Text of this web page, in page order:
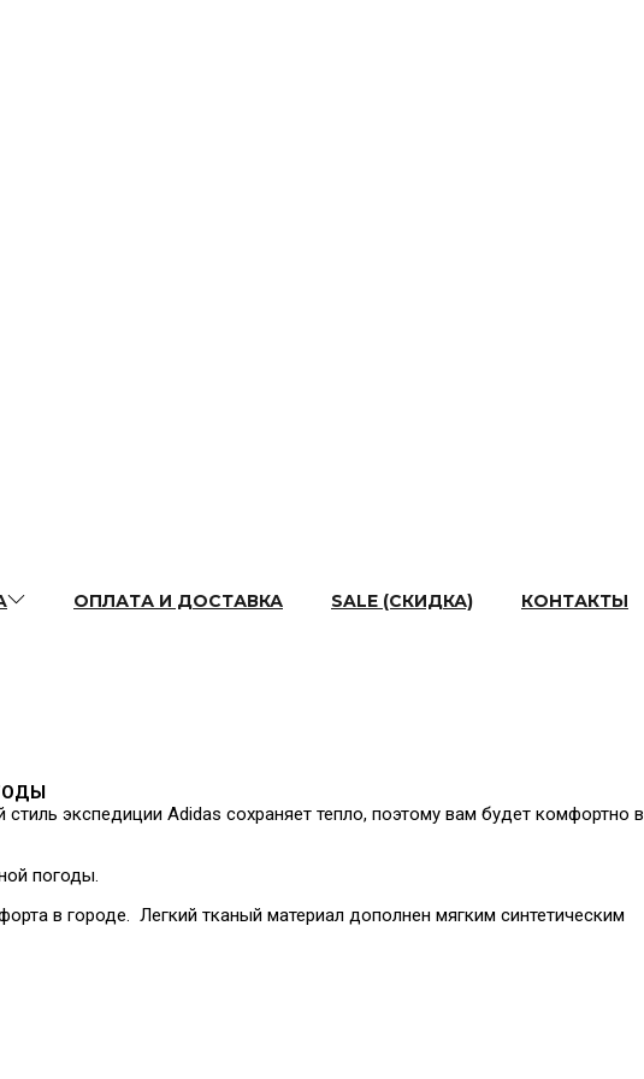
ОПЛАТА И ДОСТАВКА SALE (СКИДКА) КОНТАКТЫ
экспедиции Adidas сохраняет тепло, поэтому вам будет комфортно в
погоды.
в городе. Легкий тканый материал дополнен мягким синтетическим